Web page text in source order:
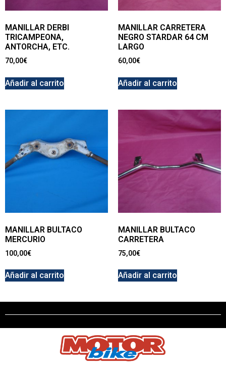
MANILLAR DERBI
TRICAMPEONA,
ANTORCHA, ETC.
70,00€
Añadir al carrito
MANILLAR CARRETERA
NEGRO STARDAR 64 CM
LARGO
60,00€
Añadir al carrito
MANILLAR BULTACO
MERCURIO
100,00€
Añadir al carrito
MANILLAR BULTACO
CARRETERA
75,00€
Añadir al carrito